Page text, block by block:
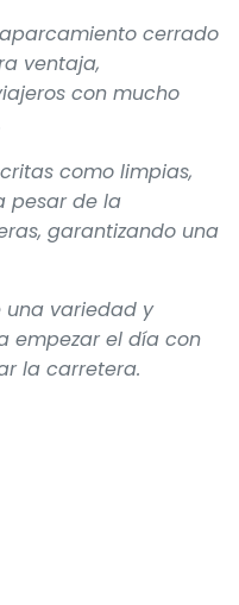
cerrado
ventaja,
con mucho
como limpias,
pesar de la
garantizando una
una variedad y
empezar el día con
la carretera.